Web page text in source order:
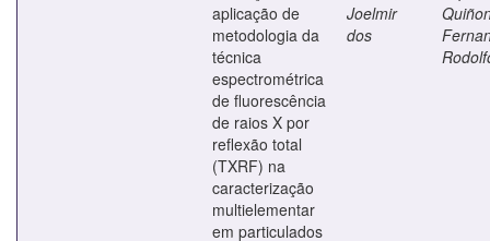
aplicação de
metodologia da
técnica
espectrométrica
de fluorescência
de raios X por
reflexão total
(TXRF) na
caracterização
multielementar
em particulados
Joelmir
dos